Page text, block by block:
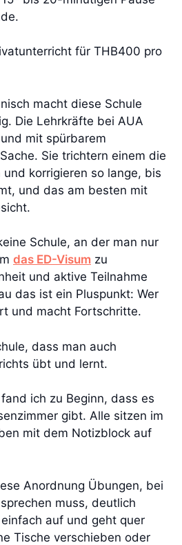
für THB400 pro
macht diese Schule
Die Lehrkräfte bei AUA
mit spürbarem
Sie trichtern einem die
korrigieren so lange, bis
und das am besten mit
Schule, an der man nur
das ED-Visum zu
und aktive Teilnahme
das ist ein Pluspunkt: Wer
und macht Fortschritte.
dass man auch
übt und lernt.
ich zu Beginn, dass es
gibt. Alle sitzen im
mit dem Notizblock auf
Anordnung Übungen, bei
muss, deutlich
auf und geht quer
Tische verschieben oder